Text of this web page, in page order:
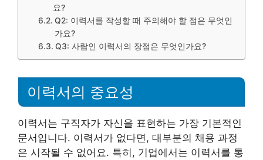
요?
Q2: 이력서를 작성할 때 주의해야 할 점은 무엇인
가요?
Q3: 사람인 이력서의 장점은 무엇인가요?
이력서의 중요성
이력서는 구직자가 자신을 표현하는 가장 기본적인
문서입니다. 이력서가 없다면, 대부분의 채용 과정
은 시작될 수 없어요. 특히, 기업에서는 이력서를 통